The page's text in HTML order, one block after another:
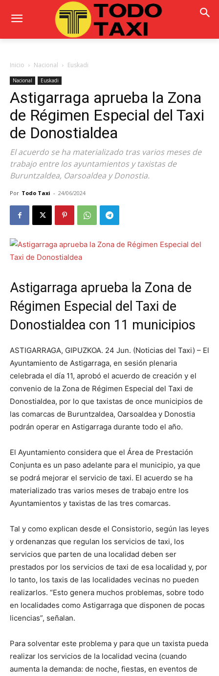
Inicio Nacional Euskadi
Nacional Euskadi
Astigarraga aprueba la Zona
de Régimen Especial del Taxi
de Donostialdea
El acuerdo se ha materializado tras varios meses de
trabajo entre los ayuntamientos y taxistas de
Buruntzaldea, Oarsoaldea y Donostia.
Por Todo Taxi - 24/06/2024
Astigarraga aprueba la Zona de
Régimen Especial del Taxi de
Donostialdea con 11 municipios
ASTIGARRAGA, GIPUZKOA. 24 Jun. (Noticias del Taxi) – El
Ayuntamiento de Astigarraga, en sesión plenaria
celebrada el día 11, aprobó el acuerdo de creación y el
convenio de la Zona de Régimen Especial del Taxi de
Donostialdea, por lo que taxistas de once municipios de
las comarcas de Buruntzaldea, Oarsoaldea y Donostia
podrán operar en Astigarraga durante todo el año.
El Ayuntamiento considera que el Área de Prestación
Conjunta es un paso adelante para el municipio, ya que
se podrá mejorar el servicio de taxi. El acuerdo se ha
materializado tras varios meses de trabajo entre los
Ayuntamientos y taxistas de las tres comarcas.
Tal y como explican desde el Consistorio, según las leyes
y ordenanzas que regulan los servicios de taxi, los
servicios que parten de una localidad deben ser
prestados por los servicios de taxi de esa localidad y, por
lo tanto, los taxis de las localidades vecinas no pueden
realizarlos. “Esto genera muchos problemas, sobre todo
en localidades como Astigarraga que disponen de pocas
licencias”, señalan.
Para solventar este problema y para que un taxista pueda
realizar los servicios de la localidad vecina (cuando
aumenta la demanda: de noche, fiestas, en eventos de